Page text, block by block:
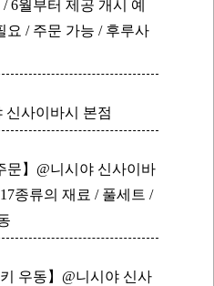
6월부터 제공 개시 예
요 / 주문 가능 / 후루사
신사이바시 본점
문】@니시야 신사이바
종류의 재료 / 풀세트 /
우동】@니시야 신사